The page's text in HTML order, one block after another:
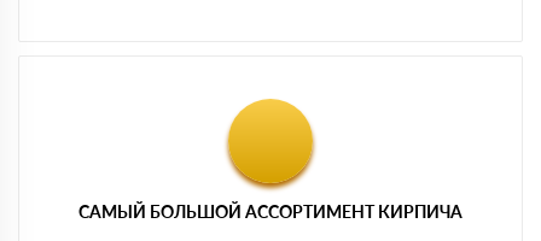
САМЫЙ БОЛЬШОЙ АССОРТИМЕНТ КИРПИЧА